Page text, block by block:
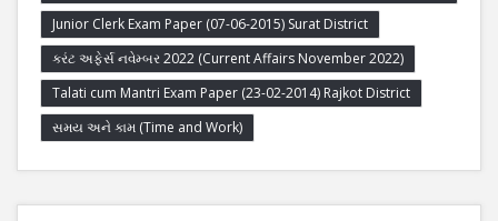
Junior Clerk Exam Paper (07-06-2015) Surat District
કરંટ અફેર્સ નવેમ્બર 2022 (Current Affairs November 2022)
Talati cum Mantri Exam Paper (23-02-2014) Rajkot District
સમય અને કામ (Time and Work)